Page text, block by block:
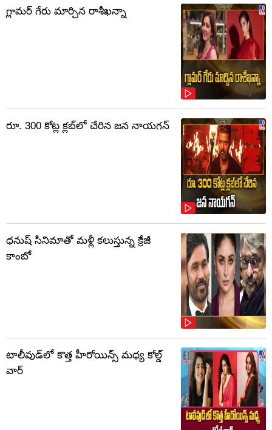
గ్లామర్ గేరు మార్చిన రాశీఖన్నా
రూ. 300 కోట్ల క్లబ్‌లో చేరిన జన నాయగన్
ధనుష్ సినిమాతో మళ్లీ కలుస్తున్న క్రేజీ
కాంబో
టాలీవుడ్‌లో కొత్త హీరోయిన్స్ మధ్య కోల్డ్
వార్